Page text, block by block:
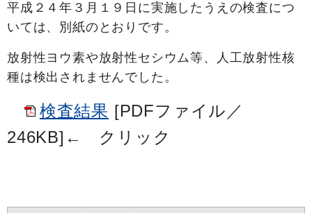
平成２４年３月１９日に実施したうえの検査につ
いては、別紙のとおりです。
放射性ヨウ素や放射性セシウム等、人工放射性核
種は検出されませんでした。
検査結果 [PDFファイル／
246KB] ← クリック